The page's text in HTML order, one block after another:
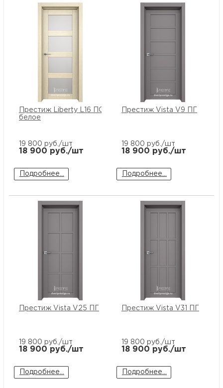
Престиж Liberty L16 ПО стекло
белое
19 800 руб./шт
18 900 руб./шт
Подробнее...
Престиж Vista V9 ПГ
19 800 руб./шт
18 900 руб./шт
Подробнее...
Престиж Vista V25 ПГ
19 800 руб./шт
18 900 руб./шт
Подробнее...
Престиж Vista V31 ПГ
19 800 руб./шт
18 900 руб./шт
Подробнее...